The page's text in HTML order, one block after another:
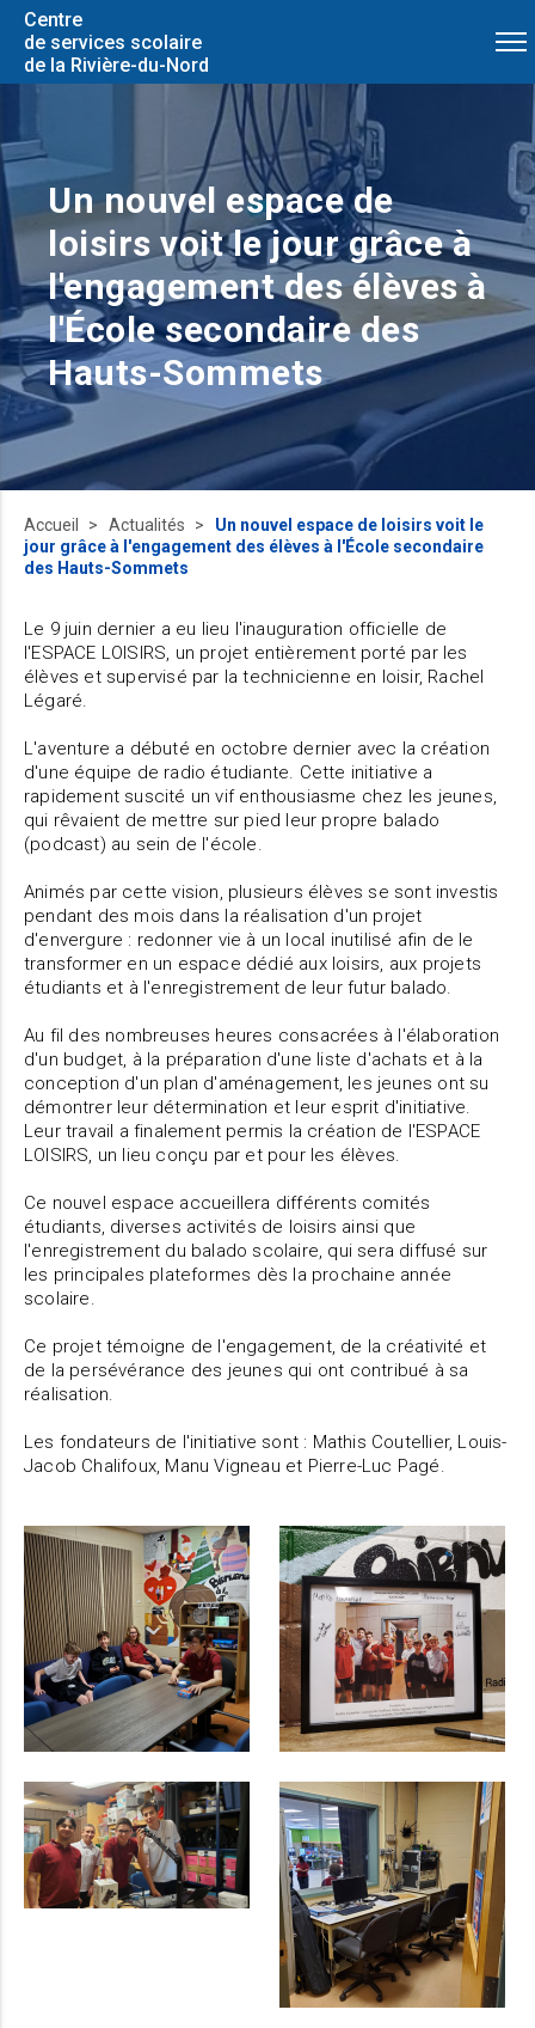
Centre
de services scolaire
de la Rivière-du-Nord
Un nouvel espace de
loisirs voit le jour grâce à
l'engagement des élèves à
l'École secondaire des
Hauts-Sommets
Accueil Actualités
Un nouvel espace de loisirs voit le
jour grâce à l'engagement des élèves à l'École secondaire
des Hauts-Sommets
Le 9 juin dernier a eu lieu l'inauguration officielle de
l'ESPACE LOISIRS, un projet entièrement porté par les
élèves et supervisé par la technicienne en loisir, Rachel
Légaré.
L'aventure a débuté en octobre dernier avec la création
d'une équipe de radio étudiante. Cette initiative a
rapidement suscité un vif enthousiasme chez les jeunes,
qui rêvaient de mettre sur pied leur propre balado
(podcast) au sein de l'école.
Animés par cette vision, plusieurs élèves se sont investis
pendant des mois dans la réalisation d'un projet
d'envergure : redonner vie à un local inutilisé afin de le
transformer en un espace dédié aux loisirs, aux projets
étudiants et à l'enregistrement de leur futur balado.
Au fil des nombreuses heures consacrées à l'élaboration
d'un budget, à la préparation d'une liste d'achats et à la
conception d'un plan d'aménagement, les jeunes ont su
démontrer leur détermination et leur esprit d'initiative.
Leur travail a finalement permis la création de l'ESPACE
LOISIRS, un lieu conçu par et pour les élèves.
Ce nouvel espace accueillera différents comités
étudiants, diverses activités de loisirs ainsi que
l'enregistrement du balado scolaire, qui sera diffusé sur
les principales plateformes dès la prochaine année
scolaire.
Ce projet témoigne de l'engagement, de la créativité et
de la persévérance des jeunes qui ont contribué à sa
réalisation.
Les fondateurs de l'initiative sont : Mathis Coutellier, Louis-
Jacob Chalifoux, Manu Vigneau et Pierre-Luc Pagé.